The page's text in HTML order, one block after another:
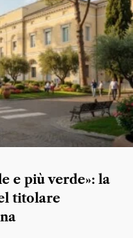
e più verde»: la
titolare